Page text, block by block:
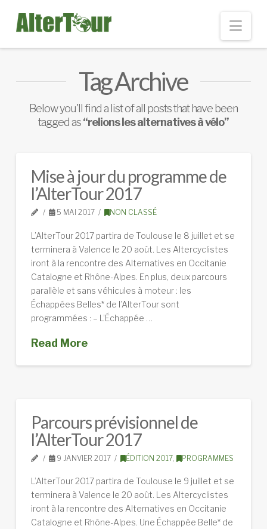
Tag Archive
Below you'll find a list of all posts that have been
tagged as“relions les alternatives à vélo”
Mise à jour du programme de
l’AlterTour 2017
5 MAI 2017 NON CLASSÉ
L’AlterTour 2017 partira de Toulouse le 8 juillet et se
terminera à Valence le 20 août. Les Altercyclistes
iront à la rencontre des Alternatives en Occitanie
Catalogne et Rhône-Alpes. En plus, deux parcours
parallèle et sans véhicules à moteur : les
Échappées Belles* de l’AlterTour sont
programmées : – L’Échappée …
Read More
Parcours prévisionnel de
l’AlterTour 2017
9 JANVIER 2017 ÉDITION 2017, PROGRAMMES
L’AlterTour 2017 partira de Toulouse le 9 juillet et se
terminera à Valence le 20 août. Les Altercyclistes
iront à la rencontre des Alternatives en Occitanie
Catalogne et Rhône-Alpes. Une Échappée Belle* de